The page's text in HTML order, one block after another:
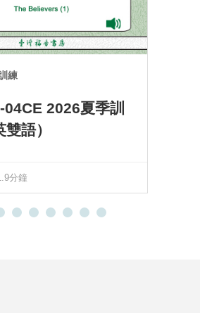
練
2026夏季訓
語）
分鐘